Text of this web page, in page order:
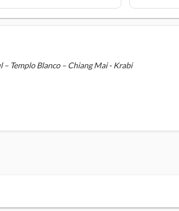
– Templo Blanco – Chiang Mai - Krabi